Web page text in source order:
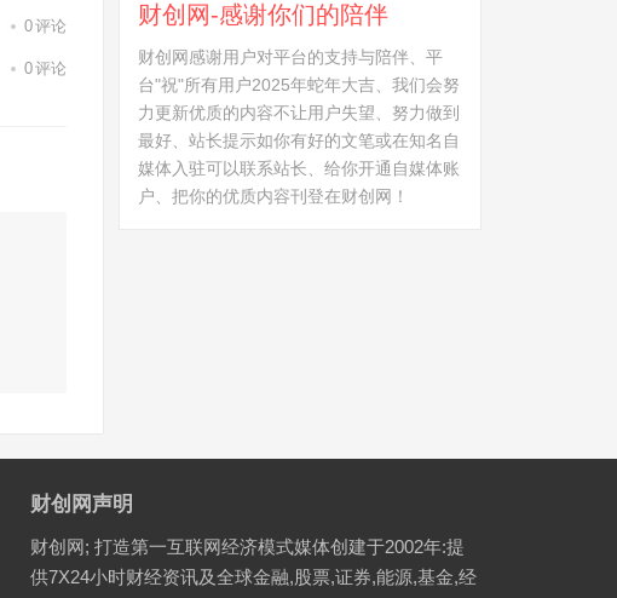
0评论
0评论
财创网-感谢你们的陪伴
财创网感谢用户对平台的支持与陪伴、平
台"祝"所有用户2025年蛇年大吉、我们会努
力更新优质的内容不让用户失望、努力做到
最好、站长提示如你有好的文笔或在知名自
媒体入驻可以联系站长、给你开通自媒体账
户、把你的优质内容刊登在财创网！
财创网声明
财创网; 打造第一互联网经济模式媒体创建于2002年:提
供7X24小时财经资讯及全球金融,股票,证券,能源,基金,经